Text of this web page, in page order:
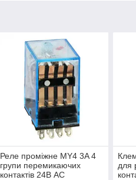
Реле проміжне MY4 3A 4
групи перемикаючих
контактів 24В АС
для